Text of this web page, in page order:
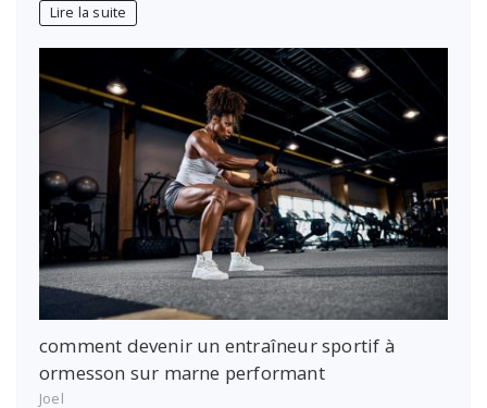
Lire la suite
comment devenir un entraîneur sportif à
ormesson sur marne performant
Joel